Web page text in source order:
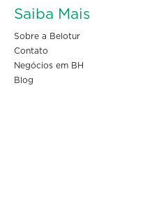
Saiba Mais
Sobre a Belotur
Contato
Negócios em BH
Blog